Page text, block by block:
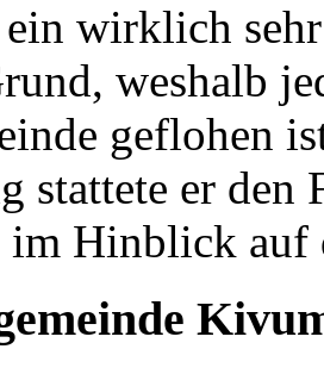
wirklich
weshalb
geflohen
stattete er
im Hinblick